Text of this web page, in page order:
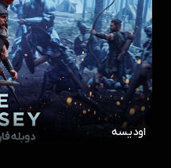
اودیسه